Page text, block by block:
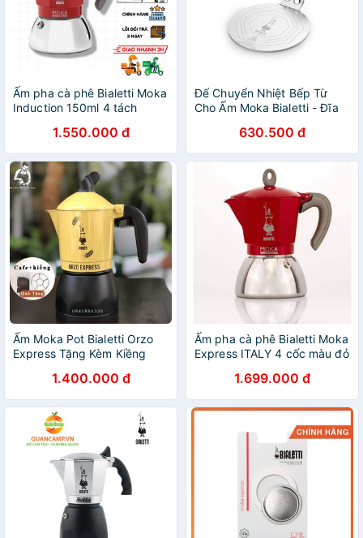
Ấm pha cà phê Bialetti Moka
Induction 150ml 4 tách
1.550.000 đ
Đế Chuyển Nhiệt Bếp Từ
Cho Ấm Moka Bialetti - Đĩa
630.500 đ
Ấm Moka Pot Bialetti Orzo
Express Tặng Kèm Kiềng
1.400.000 đ
Ấm pha cà phê Bialetti Moka
Express ITALY 4 cốc màu đỏ
1.699.000 đ